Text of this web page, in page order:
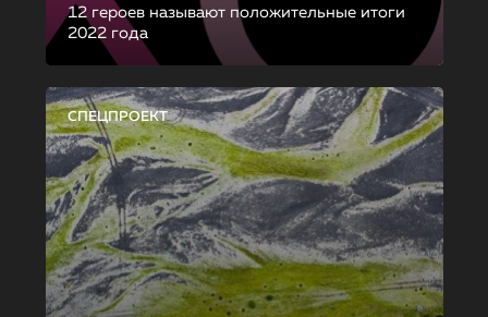
12 героев называют положительные итоги
2022 года
СПЕЦПРОЕКТ